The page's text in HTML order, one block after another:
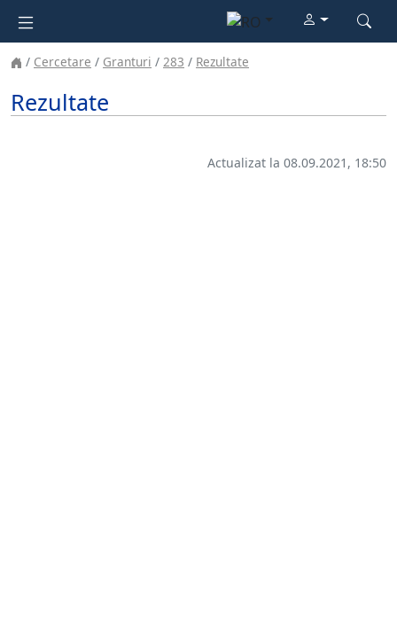
Cercetare Granturi 283 Rezultate
Rezultate
Actualizat la 08.09.2021, 18:50